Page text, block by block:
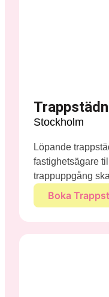
Stockholm
Löpande
fastighetsägare
trappuppgång
Boka